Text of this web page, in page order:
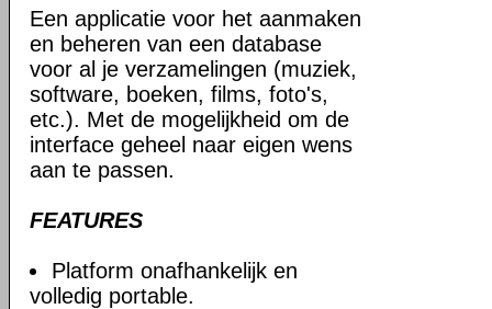
Een applicatie voor het aanmaken
en beheren van een database
voor al je verzamelingen (muziek,
software, boeken, films, foto's,
etc.). Met de mogelijkheid om de
interface geheel naar eigen wens
aan te passen.
FEATURES
Platform onafhankelijk en
volledig portable.